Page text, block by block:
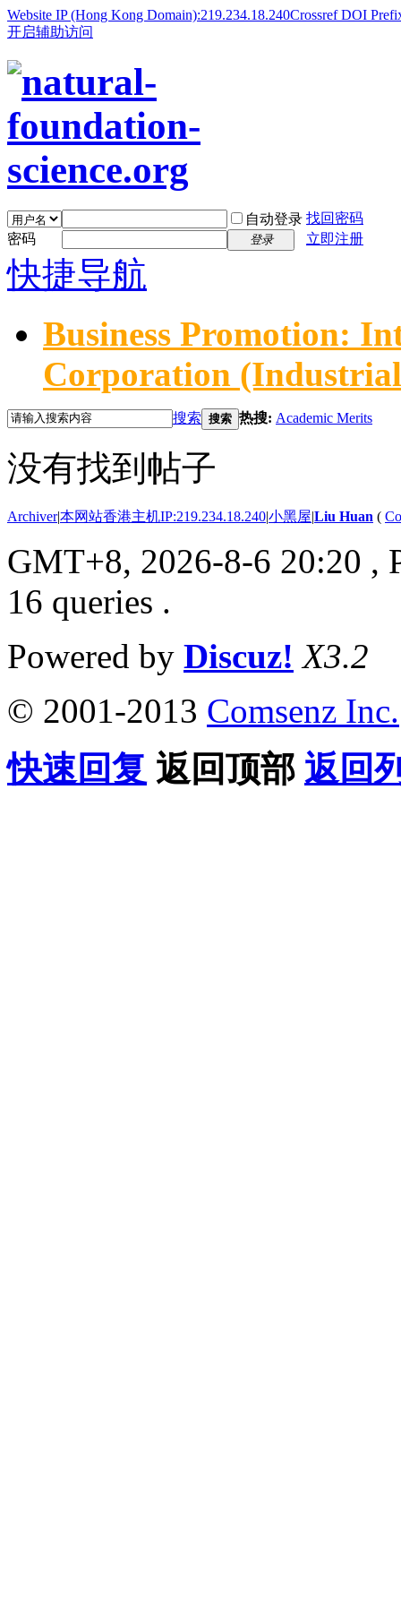
Website IP (Hong Kong Domain):219.234.18.240Crossref DOI
开启辅助访问
自动登录 找回密码
密码
登录 立即注册
快捷导航
Business Promotion:
Corporation
搜索 搜索 热搜: Academic Merits
没有找到帖子
Archiver|本网站香港主机IP:219.234.18.240|小黑屋|Liu Huan (
GMT+8, 2026-8-6 20:20 ,
16 queries .
Powered by Discuz! X3.2
© 2001-2013 Comsenz Inc.
快速回复 返回顶部 返回